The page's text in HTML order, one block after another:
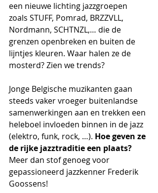
een nieuwe lichting jazzgroepen
zoals STUFF, Pomrad, BRZZVLL,
Nordmann, SCHTNZL,… die de
grenzen openbreken en buiten de
lijntjes kleuren. Waar halen ze de
mosterd? Zien we trends?
Jonge Belgische muzikanten gaan
steeds vaker vroeger buitenlandse
samenwerkingen aan en trekken een
heleboel invloeden binnen in de jazz
(elektro, funk, rock, …). Hoe geven ze
de rijke jazztraditie een plaats?
Meer dan stof genoeg voor
gepassioneerd jazzkenner Frederik
Goossens!